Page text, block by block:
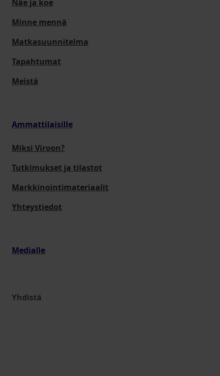
Näe ja koe
Minne mennä
Matkasuunnitelma
Tapahtumat
Meistä
Ammattilaisille
Miksi Viroon?
Tutkimukset ja tilastot
Markkinointimateriaalit
Yhteystiedot
Medialle
Yhdistä